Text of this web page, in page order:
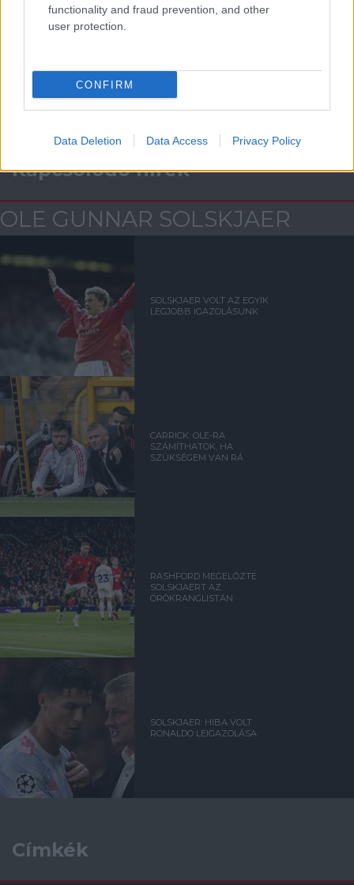
functionality and fraud prevention, and other
user protection.
CONFIRM
Data Deletion Data Access Privacy Policy
Támogasd adományoddal
Kapcsolódó hírek
OLE GUNNAR SOLSKJAER
SOLSKJAER VOLT AZ EGYIK
LEGJOBB IGAZOLÁSUNK
CARRICK: OLE-RA
SZÁMÍTHATOK, HA
SZÜKSÉGEM VAN RÁ
RASHFORD MEGELŐZTE
SOLSKJAERT AZ
ÖRÖKRANGLISTÁN
SOLSKJAER: HIBA VOLT
RONALDO LEIGAZOLÁSA
Címkék